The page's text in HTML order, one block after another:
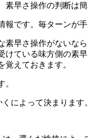
早さ操作の判断は簡
です。毎ターンが
素早さ操作がないな
ている味方側の素
えておきます。
。
によって決まります。